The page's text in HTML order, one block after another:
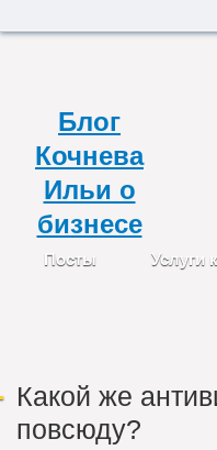
Какой же
повсюду?
Блог
Кочнева
Ильи о
бизнесе
Посты Услуги